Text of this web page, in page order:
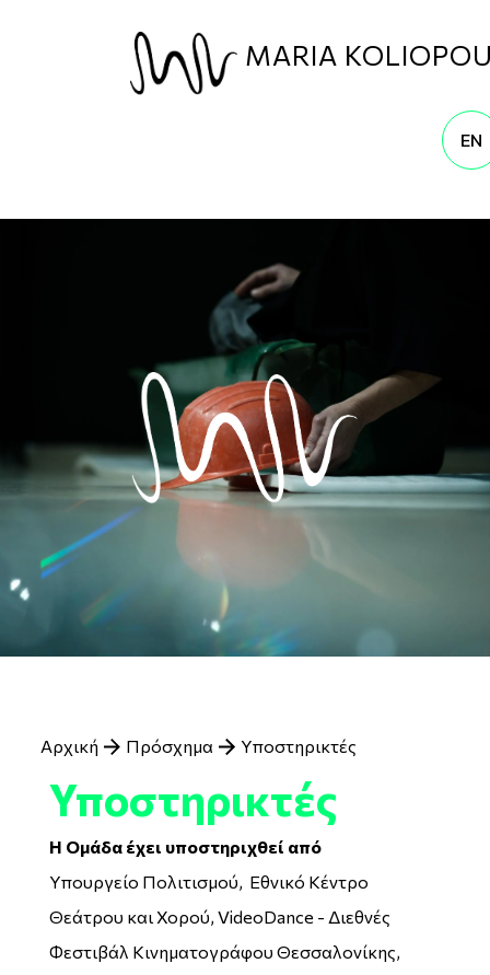
MARIA
EN
Breadcrumb
Αρχική Πρόσχημα Υποστηρικτές
Υποστηρικτές
Η Ομάδα έχει υποστηριχθεί από
Υπουργείο Πολιτισμού, Εθνικό Κέντρο
Θεάτρου και Χορού, VideoDance - Διεθνές
Φεστιβάλ Κινηματογράφου Θεσσαλονίκης,